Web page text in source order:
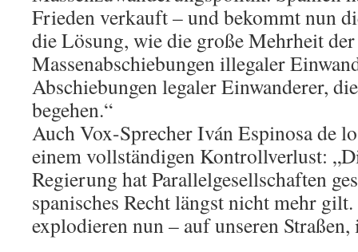
Frieden verkauft – und bekommt nun
die Lösung, wie die große Mehrheit
Massenabschiebungen illegaler
Abschiebungen legaler Einwanderer,
begehen.“
Auch Vox-Sprecher Iván Espinosa de
einem vollständigen Kontrollverlust:
Regierung hat Parallelgesellschaften
spanisches Recht längst nicht mehr
explodieren nun – auf unseren Straßen,